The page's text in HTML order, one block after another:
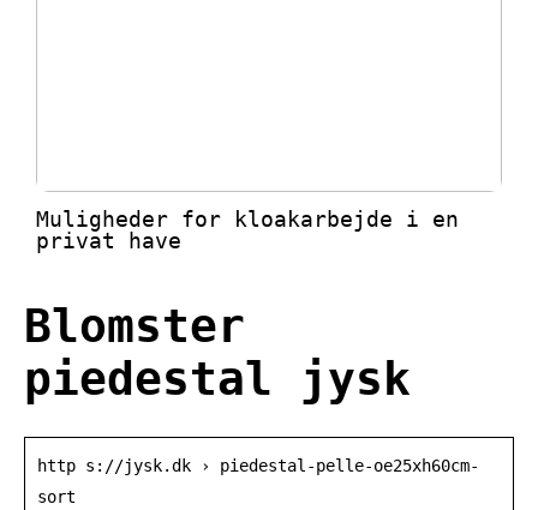
Muligheder for kloakarbejde i en
privat have
Blomster
piedestal jysk
http s://jysk.dk › piedestal-pelle-oe25xh60cm-
sort